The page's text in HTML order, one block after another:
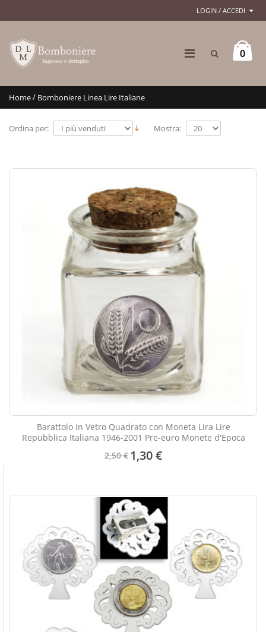
LOGIN / ACCEDI
0
Home/ Bomboniere Linea Lire Italiane
Ordina per: Mostra:
Barattolo in Vetro Quadrato con Moneta Lira Lire
Repubblica Italiana 1946-2001 Pre-euro Monete d'Epoca
2,50 € 1,30 €